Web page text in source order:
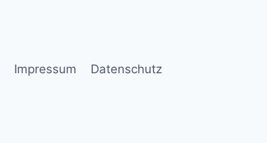
Impressum Datenschutz